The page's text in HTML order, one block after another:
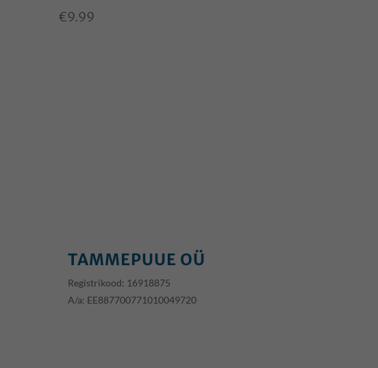
€9.99
TAMMEPUUE OÜ
Registrikood: 16918875
A/a: EE887700771010049720